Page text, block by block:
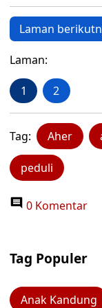
Laman
Laman:
1 2
Tag: Aher
peduli
0 Komentar
Tag Populer
Anak Kandung